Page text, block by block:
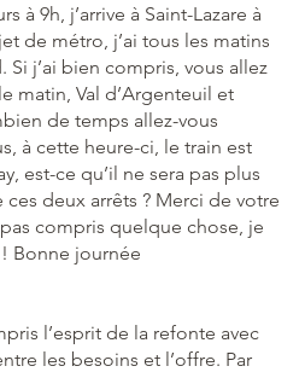
à 9h, j’arrive à Saint-Lazare à
de métro, j’ai tous les matins
Si j’ai bien compris, vous allez
matin, Val d’Argenteuil et
de temps allez-vous
à cette heure-ci, le train est
est-ce qu’il ne sera pas plus
deux arrêts ? Merci de votre
compris quelque chose, je
Bonne journée
l’esprit de la refonte avec
les besoins et l’offre. Par